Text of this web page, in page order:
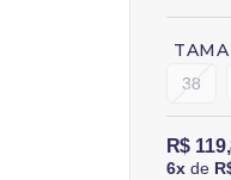
38
R$
6xde